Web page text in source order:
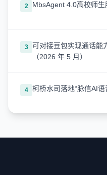
2 MbsAgent 4.0高校师
3
可对接豆包实现通话能
（2026 年 5 月）
4 柯桥水司落地“脉信AI